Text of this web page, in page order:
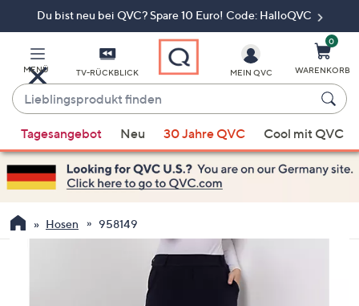
Du bist neu bei QVC? Spare 10 Euro! Code: HalloQVC
MENÜ TV-RÜCKBLICK
Lieblingsprodukt
finden
Vorschläge
verfügbar
sind,
verwenden
Sie
die
MEIN QVC
0
WARENKORB
Tagesangebot Neu 30 Jahre QVC Cool mit QVC
Hosen 958149